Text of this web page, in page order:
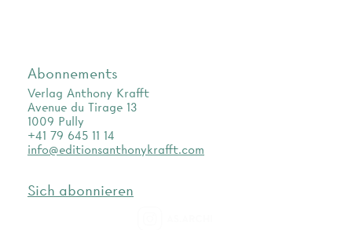
Abonnements
Verlag Anthony Krafft
Avenue du Tirage 13
1009 Pully
+41 79 645 11 14
info@editionsanthonykrafft.com
Sich abonnieren